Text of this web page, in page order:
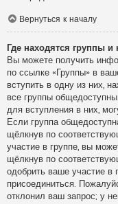
Вернуться к началу
Где находятся группы и
Вы можете получить
по ссылке «Группы» в
вступить в одну из них,
все группы
для вступления в них,
Если группа
щёлкнув по
участие в группе, вы
щёлкнув по
одобрить ваше участие в
присоединиться.
отклонил ваш запрос; у